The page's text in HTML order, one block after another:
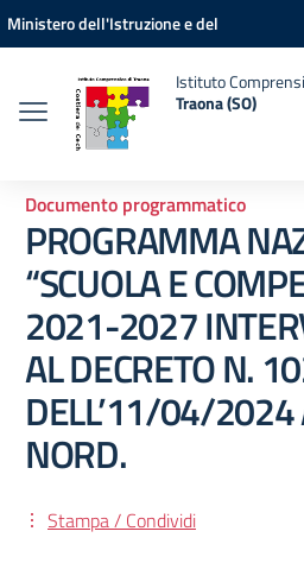
Vai ai contenuti
Vai al menu di navigazione
Vai al footer
Ministero dell'Istruzione e del
Istituto
Traona (SO)
Documento programmatico
PROGRAMMA
“SCUOLA E
2021-2027
AL DECRETO N.
DELL’11/04/2024
NORD.
Stampa / Condividi